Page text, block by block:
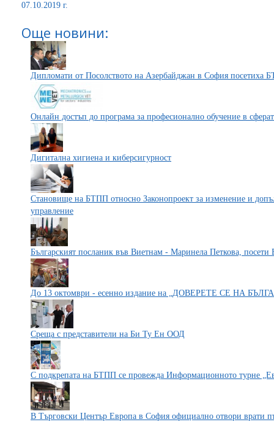
07.10.2019 г.
Още новини:
Дипломати от Посолството на Азербайджан в София посетиха
Онлайн достъп до програма за професионално обучение в
Дигитална хигиена и киберсигурност
Становище на БТПП относно Законопроект за изменение и
управление
Българският посланик във Виетнам - Маринела Петкова,
До 13 октомври - есенно издание на „ДОВЕРЕТЕ СЕ НА
Среща с представители на Би Ту Ен ООД
С подкрепата на БТПП се провежда Информационното турне
В Търговски Център Европа в София официално отвори врати